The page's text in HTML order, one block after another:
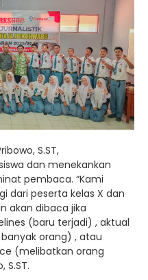
S.ST,
dan menekankan
pembaca. “Kami
dari peserta kelas X dan
akan dibaca jika
(baru terjadi) , aktual
orang) , atau
(melibatkan orang
S.ST.